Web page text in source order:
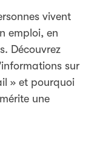
vivent
emploi, en
Découvrez
sur
» et pourquoi
une